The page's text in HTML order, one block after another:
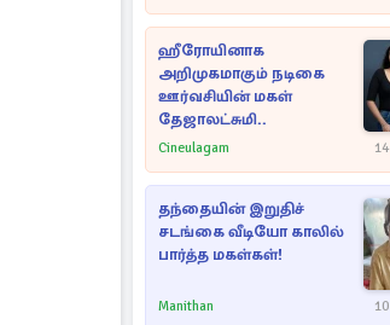
ஹீரோயினாக
அறிமுகமாகும் நடிகை
ஊர்வசியின் மகள்
தேஜாலட்சுமி..
Cineulagam
தந்தையின் இறுதிச்
சடங்கை வீடியோ காலில்
பார்த்த மகள்கள்!
Manithan